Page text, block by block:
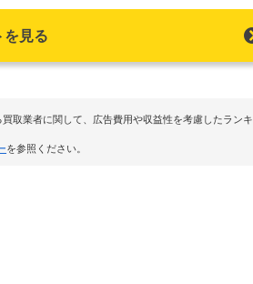
を見る
取業者に関して、広告費用や収益性を考慮したラン
を参照ください。